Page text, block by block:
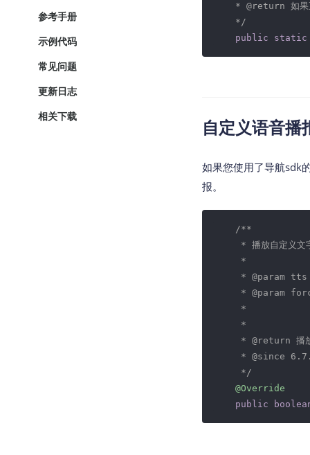
参考手册
示例代码
常见问题
更新日志
相关下载
    *
@return 如
    */
public
static
自定义语音播
如果您使用了导航sdk
报。
/**
* 播放自定义文
     *
     *
@param tts
     *
@param
*
*
     *
@return 播
     *
@since
     */
@Override
public